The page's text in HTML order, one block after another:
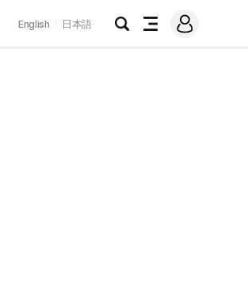
English 日本語
검
전
메
그